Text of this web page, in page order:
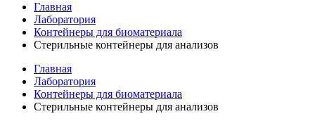
Главная
Лаборатория
Контейнеры для биоматериала
Стерильные контейнеры для анализов
Главная
Лаборатория
Контейнеры для биоматериала
Стерильные контейнеры для анализов